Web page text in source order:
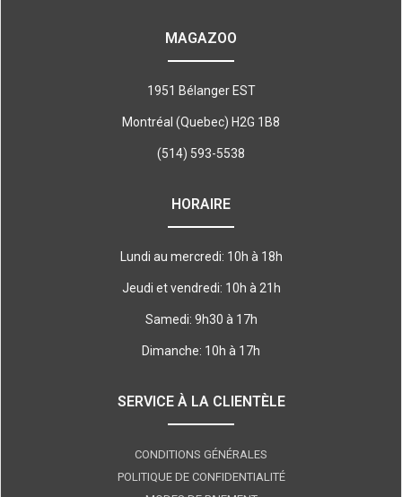
MAGAZOO
1951 Bélanger EST
Montréal (Quebec) H2G 1B8
(514) 593-5538
HORAIRE
Lundi au mercredi: 10h à 18h
Jeudi et vendredi: 10h à 21h
Samedi: 9h30 à 17h
Dimanche: 10h à 17h
SERVICE À LA CLIENTÈLE
CONDITIONS GÉNÉRALES
POLITIQUE DE CONFIDENTIALITÉ